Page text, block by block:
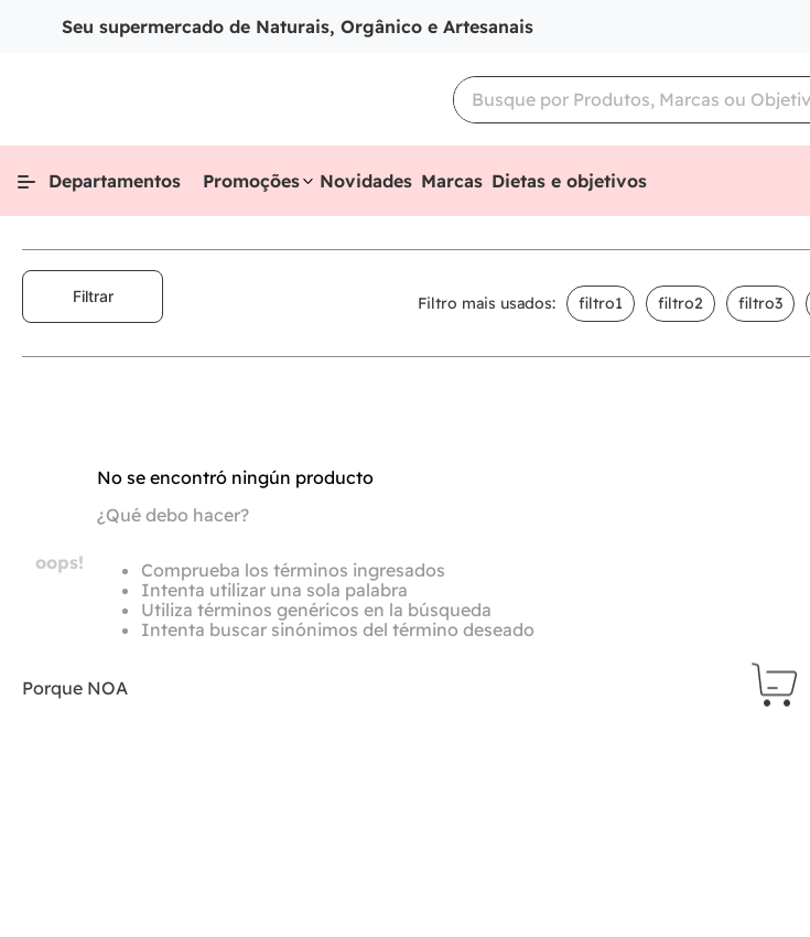
Seu supermercado de Naturais, Orgânico e Artesanais
Departamentos Promoções Novidades Marcas Dietas e objetivos
Filtrar Filtro mais usados: filtro1 filtro2 filtro3
oops!
No se encontró ningún producto
¿Qué debo hacer?
Comprueba los términos ingresados
Intenta utilizar una sola palabra
Utiliza términos genéricos en la búsqueda
Intenta buscar sinónimos del término deseado
Porque NOA